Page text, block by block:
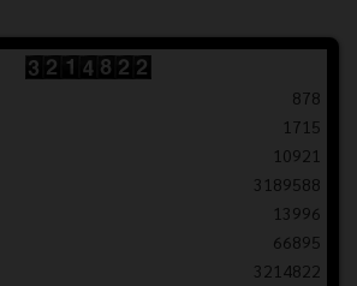
878
1715
10921
3189588
13996
66895
3214822